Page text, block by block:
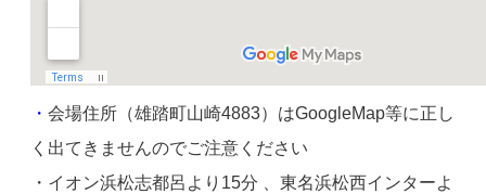
・ 会場住所（雄踏町山崎4883）はGoogleMap等に正し
く出てきませんのでご注意ください
・イオン浜松志都呂より15分 、東名浜松西インターよ